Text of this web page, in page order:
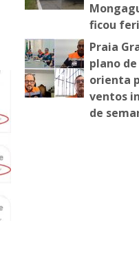
ficou
Praia
plano
orienta
ventos
de